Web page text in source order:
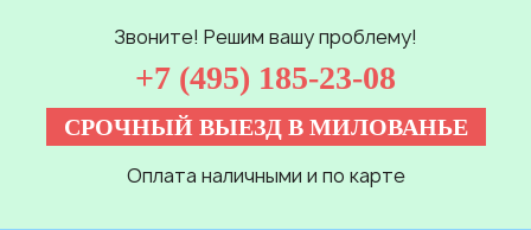
Звоните! Решим вашу проблему!
+7 (495) 185-23-08
СРОЧНЫЙ ВЫЕЗД В МИЛОВАНЬЕ
Оплата наличными и по карте